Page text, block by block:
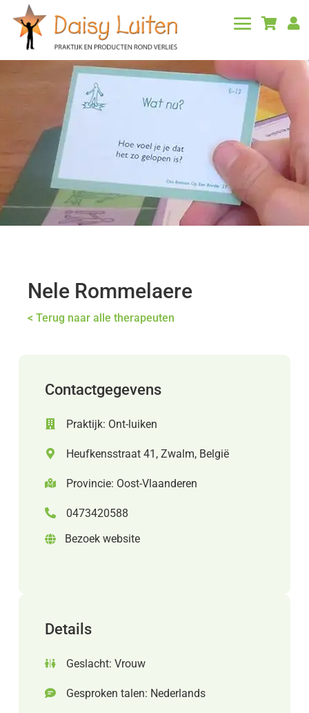
 
Nele Rommelaere
< Terug naar alle therapeuten
Contactgegevens
Praktijk: Ont-luiken
Heufkensstraat 41, Zwalm, België
Provincie: Oost-Vlaanderen
0473420588
Bezoek website
Details
Geslacht: Vrouw
Gesproken talen: Nederlands